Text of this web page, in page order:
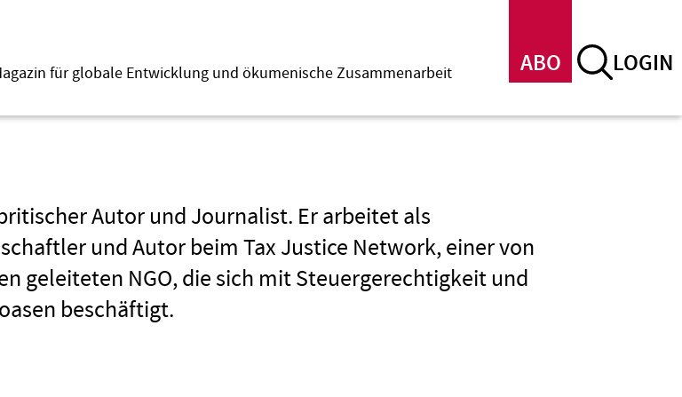
ABO LOGIN
für globale Entwicklung und ökumenische Zusammenarbeit
Autor und Journalist. Er arbeitet als
und Autor beim Tax Justice Network, einer von
geleiteten NGO, die sich mit Steuergerechtigkeit und
beschäftigt.